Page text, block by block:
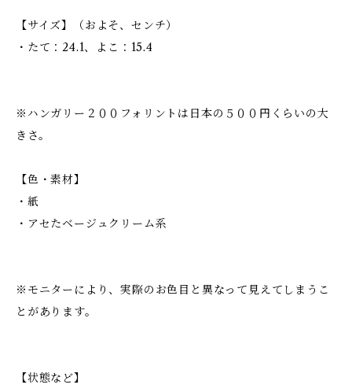
【サイズ】（およそ、センチ）
・たて：24.1、よこ：15.4
※ハンガリー２００フォリントは日本の５００円くらいの大
きさ。
【色・素材】
・紙
・アセたベージュクリーム系
※モニターにより、実際のお色目と異なって見えてしまうこ
とがあります。
【状態など】